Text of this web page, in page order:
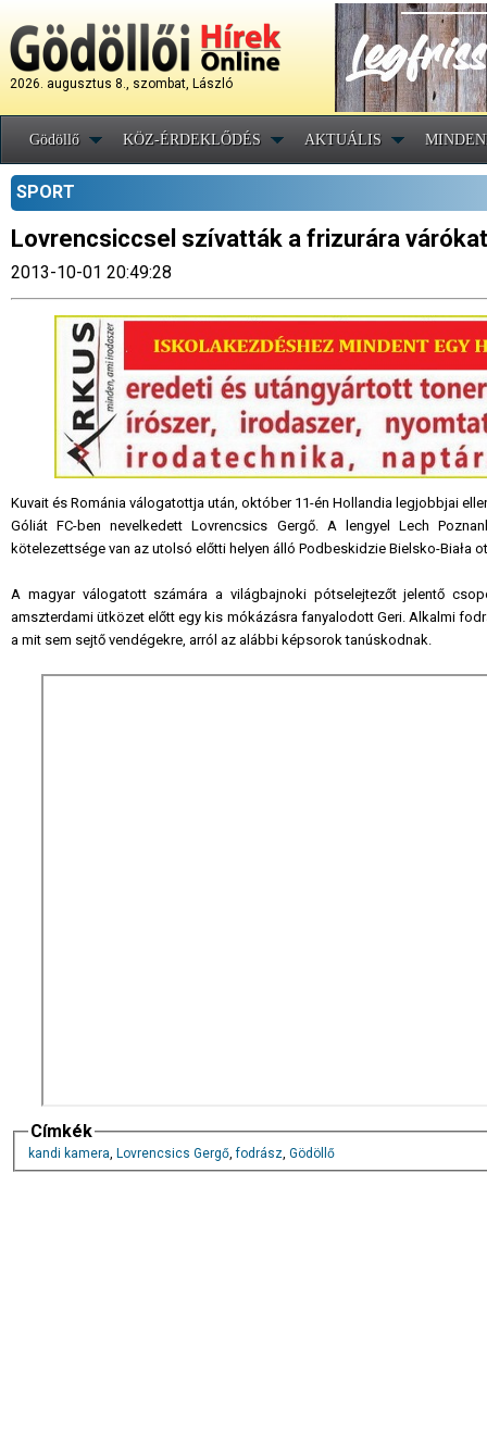
2026. augusztus 8., szombat, László
Gödöllő KÖZ-ÉRDEKLŐDÉS AKTUÁLIS
SPORT
Lovrencsiccsel szívatták a frizurára várókat
2013-10-01 20:49:28
Kuvait és Románia válogatottja után, október 11-én Hollandia legjobbjai
Góliát FC-ben nevelkedett Lovrencsics Gergő. A lengyel Lech
kötelezettsége van az utolsó előtti helyen álló Podbeskidzie Bielsko-Biała
A magyar válogatott számára a világbajnoki pótselejtezőt jelentő
amszterdami ütközet előtt egy kis mókázásra fanyalodott Geri. Alkalmi
a mit sem sejtő vendégekre, arról az alábbi képsorok tanúskodnak.
Címkék
kandi kamera, Lovrencsics Gergő,fodrász, Gödöllő